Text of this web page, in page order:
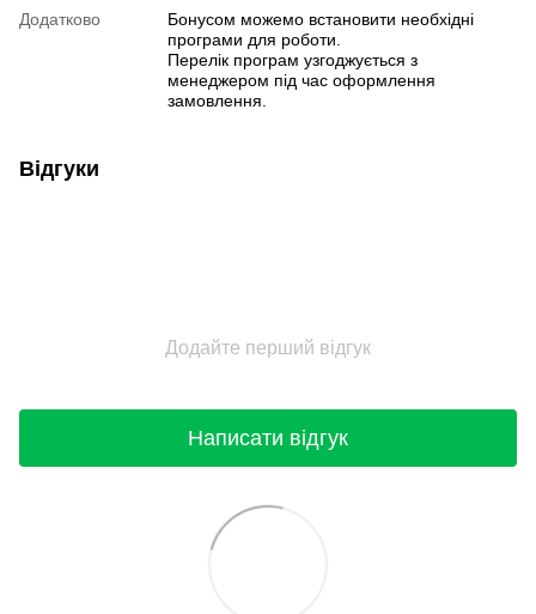
Додатково
Бонусом можемо встановити необхідні
програми для роботи.
Перелік програм узгоджується з
менеджером під час оформлення
замовлення.
Відгуки
Додайте перший відгук
Написати відгук